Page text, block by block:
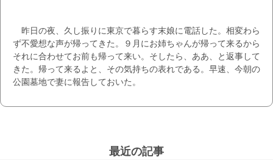
昨日の夜、久し振りに東京で暮らす末娘に電話した。相変わら
ず不愛想な声が帰ってきた。９月にお姉ちゃんが帰って来るから
それに合わせてお前も帰って来い。そしたら、ああ、と返事して
きた。帰って来るよと、その気持ちの表れである。早速、今朝の
公園墓地で妻に報告しておいた。
最近の記事